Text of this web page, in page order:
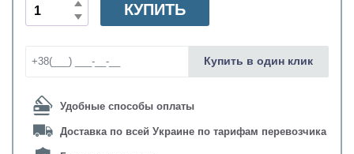
Удобные способы оплаты
Доставка по всей Украине по тарифам перевозчика
КУПИТЬ
Купить в один клик